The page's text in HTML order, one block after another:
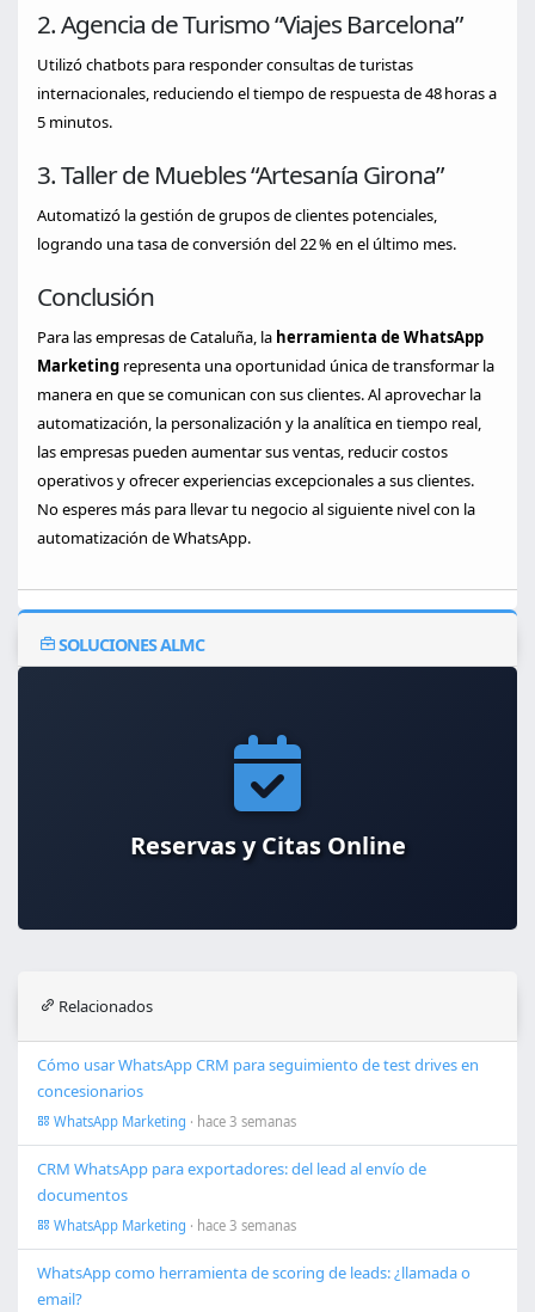
2. Agencia de Turismo “Viajes Barcelona”
Utilizó chatbots para responder consultas de turistas
internacionales, reduciendo el tiempo de respuesta de 48 horas a
5 minutos.
3. Taller de Muebles “Artesanía Girona”
Automatizó la gestión de grupos de clientes potenciales,
logrando una tasa de conversión del 22 % en el último mes.
Conclusión
Para las empresas de Cataluña, la herramienta de WhatsApp
Marketing representa una oportunidad única de transformar la
manera en que se comunican con sus clientes. Al aprovechar la
automatización, la personalización y la analítica en tiempo real,
las empresas pueden aumentar sus ventas, reducir costos
operativos y ofrecer experiencias excepcionales a sus clientes.
No esperes más para llevar tu negocio al siguiente nivel con la
automatización de WhatsApp.
SOLUCIONES ALMC
Reservas y Citas Online
Relacionados
Cómo usar WhatsApp CRM para seguimiento de test drives en
concesionarios
WhatsApp Marketing · hace 3 semanas
CRM WhatsApp para exportadores: del lead al envío de
documentos
WhatsApp Marketing · hace 3 semanas
WhatsApp como herramienta de scoring de leads: ¿llamada o
email?